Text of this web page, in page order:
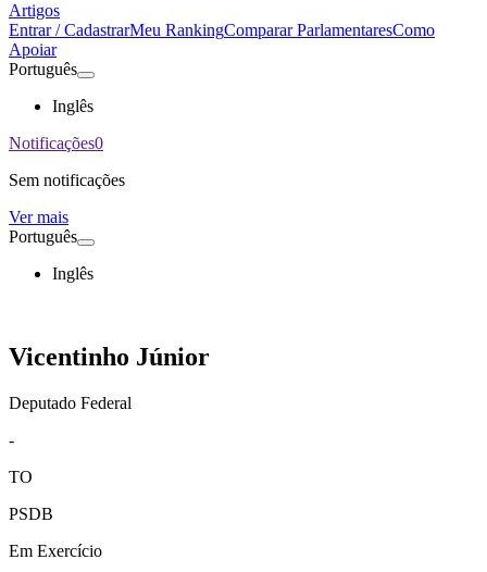
Artigos
Entrar / CadastrarMeu RankingComparar ParlamentaresComo
Apoiar
Português
Inglês
Notificações0
Sem notificações
Ver mais
Português
Inglês
Vicentinho Júnior
Deputado Federal
-
TO
PSDB
Em Exercício